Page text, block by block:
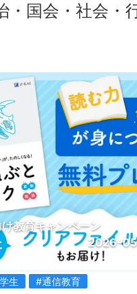
・国会・社会・
教育キャンペーン
2026-
生 #通信教育